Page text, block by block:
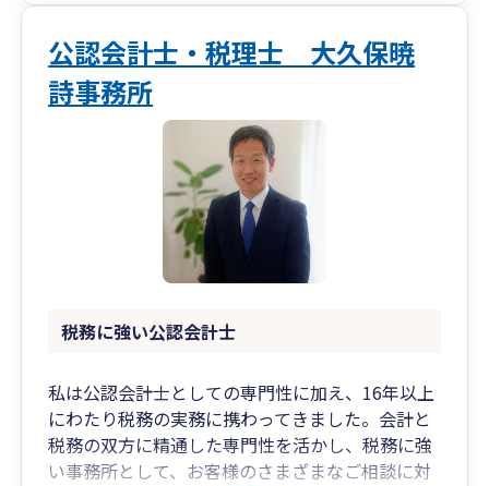
公認会計士・税理士 大久保暁
詩事務所
税務に強い公認会計士
私は公認会計士としての専門性に加え、16年以上
にわたり税務の実務に携わってきました。会計と
税務の双方に精通した専門性を活かし、税務に強
い事務所として、お客様のさまざまなご相談に対